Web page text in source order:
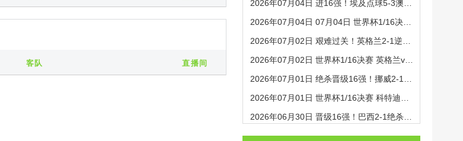
客队 直播间